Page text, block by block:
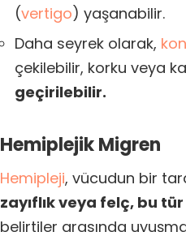
(vertigo) yaşanabilir.
Daha seyrek olarak,
çekilebilir, korku veya
geçirilebilir.
Hemiplejik Migren
Hemipleji, vücudun bir
zayıflık veya felç, bu
belirtiler arasında